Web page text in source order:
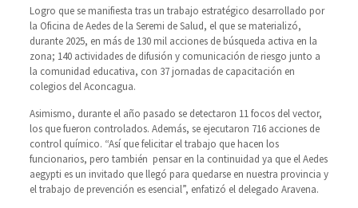
Logro que se manifiesta tras un trabajo estratégico desarrollado por
la Oficina de Aedes de la Seremi de Salud, el que se materializó,
durante 2025, en más de 130 mil acciones de búsqueda activa en la
zona; 140 actividades de difusión y comunicación de riesgo junto a
la comunidad educativa, con 37 jornadas de capacitación en
colegios del Aconcagua.
Asimismo, durante el año pasado se detectaron 11 focos del vector,
los que fueron controlados. Además, se ejecutaron 716 acciones de
control químico. “Así que felicitar el trabajo que hacen los
funcionarios, pero también pensar en la continuidad ya que el Aedes
aegypti es un invitado que llegó para quedarse en nuestra provincia y
el trabajo de prevención es esencial”, enfatizó el delegado Aravena.